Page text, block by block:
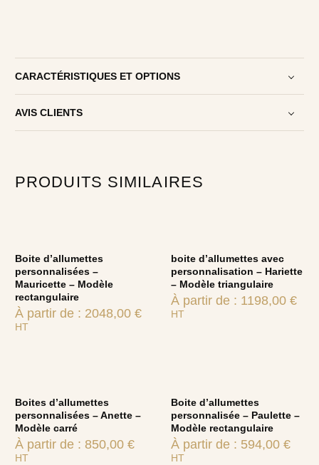
CARACTÉRISTIQUES ET OPTIONS
AVIS CLIENTS
PRODUITS SIMILAIRES
Boite d’allumettes
personnalisées –
Mauricette – Modèle
rectangulaire
À partir de : 2048,00 €
HT
boite d’allumettes avec
personnalisation – Hariette
– Modèle triangulaire
À partir de : 1198,00 €
HT
Boites d’allumettes
personnalisées – Anette –
Modèle carré
À partir de : 850,00 €
HT
Boite d’allumettes
personnalisée – Paulette –
Modèle rectangulaire
À partir de : 594,00 €
HT